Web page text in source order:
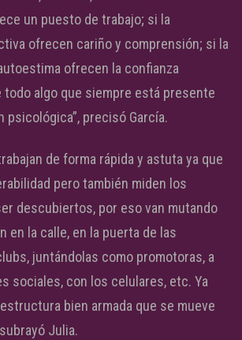
un puesto de trabajo; si la
ofrecen cariño y comprensión; si la
ofrecen la confianza
todo algo que siempre está presente
psicológica”, precisó García.
de forma rápida y astuta ya que
pero también miden los
descubiertos, por eso van mutando
en la calle, en la puerta de las
juntándolas como promotoras, a
sociales, con los celulares, etc. Ya
bien armada que se mueve
Julia.